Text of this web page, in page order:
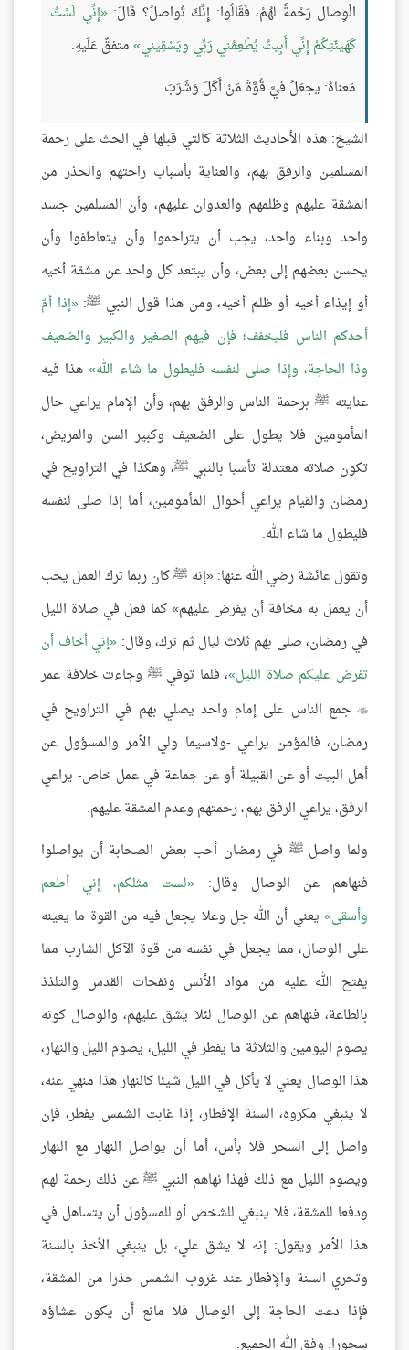
الْوِصال رَحْمةً لهُمْ، فَقَالُوا: إِنَّكَ تُواصلُ؟ قَالَ: إِنِّي لَسْتُ
كَهَيئَتِكُمْ إِنِّي أَبِيتُ يُطْعِمُني رَبِّي ويَسْقِيني متفقٌ عَلَيهِ.
مَعناهُ: يجعَلُ فيَّ قُوَّةَ مَنْ أَكَلَ وَشَرَبَ.
الشيخ: هذه الأحاديث الثلاثة كالتي قبلها في الحث على رحمة
المسلمين والرفق بهم، والعناية بأسباب راحتهم والحذر من
المشقة عليهم وظلمهم والعدوان عليهم، وأن المسلمين جسد
واحد وبناء واحد، يجب أن يتراحموا وأن يتعاطفوا وأن
يحسن بعضهم إلى بعض، وأن يبتعد كل واحد عن مشقة أخيه
أو إيذاء أخيه أو ظلم أخيه، ومن هذا قول النبي ﷺ: إذا أمّ
أحدكم الناس فليخفف؛ فإن فيهم الصغير والكبير والضعيف
وذا الحاجة، وإذا صلى لنفسه فليطول ما شاء الله هذا فيه
عنايته ﷺ برحمة الناس والرفق بهم، وأن الإمام يراعي حال
المأمومين فلا يطول على الضعيف وكبير السن والمريض،
تكون صلاته معتدلة تأسيا بالنبي ﷺ، وهكذا في التراويح في
رمضان والقيام يراعي أحوال المأمومين، أما إذا صلى لنفسه
فليطول ما شاء الله.
وتقول عائشة رضي الله عنها: «إنه ﷺ كان ربما ترك العمل يحب
أن يعمل به مخافة أن يفرض عليهم» كما فعل في صلاة الليل
في رمضان، صلى بهم ثلاث ليال ثم ترك، وقال: إني أخاف أن
تفرض عليكم صلاة الليل ، فلما توفي ﷺ وجاءت خلافة عمر
 جمع الناس على إمام واحد يصلي بهم في التراويح في
رمضان، فالمؤمن يراعي -ولاسيما ولي الأمر والمسؤول عن
أهل البيت أو عن القبيلة أو عن جماعة في عمل خاص- يراعي
الرفق، يراعي الرفق بهم، رحمتهم وعدم المشقة عليهم.
ولما واصل ﷺ في رمضان أحب بعض الصحابة أن يواصلوا
فنهاهم عن الوصال وقال:
لست مثلكم، إني أطعم
وأسقى يعني أن الله جل وعلا يجعل فيه من القوة ما يعينه
على الوصال، مما يجعل في نفسه من قوة الآكل الشارب مما
يفتح الله عليه من مواد الأنس ونفحات القدس والتلذذ
بالطاعة، فنهاهم عن الوصال لئلا يشق عليهم، والوصال كونه
يصوم اليومين والثلاثة ما يفطر في الليل، يصوم الليل والنهار،
هذا الوصال يعني لا يأكل في الليل شيئا كالنهار هذا منهي عنه،
لا ينبغي مكروه، السنة الإفطار، إذا غابت الشمس يفطر، فإن
واصل إلى السحر فلا بأس، أما أن يواصل النهار مع النهار
ويصوم الليل مع ذلك فهذا نهاهم النبي ﷺ عن ذلك رحمة لهم
ودفعا للمشقة، فلا ينبغي للشخص أو للمسؤول أن يتساهل في
هذا الأمر ويقول: إنه لا يشق علي، بل ينبغي الأخذ بالسنة
وتحري السنة والإفطار عند غروب الشمس حذرا من المشقة،
فإذا دعت الحاجة إلى الوصال فلا مانع أن يكون عشاؤه
سحورا. وفق الله الجميع.